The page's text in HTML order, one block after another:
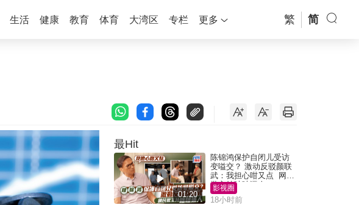
生活 健康 教育 体育 大湾区 专栏 更多 繁 简
最Hit
01:20
陈锦鸿保护自闭儿受访
变嗌交？ 激动反驳颜联
武：我担心咁又点 网民
批主持咄咄逼人
影视圈
18小时前